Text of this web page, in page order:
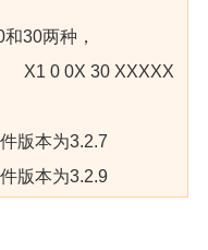
30两种，
0 0X 30 XXXXX
版本为3.2.7
版本为3.2.9